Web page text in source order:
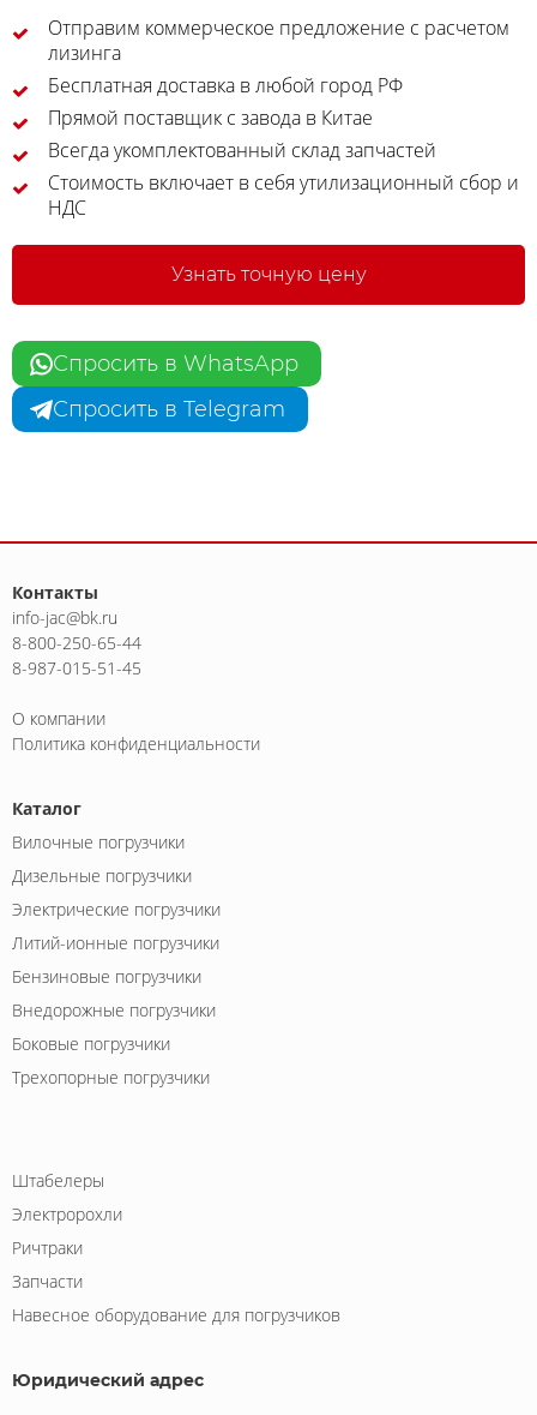
Отправим коммерческое предложение с расчетом
лизинга
Бесплатная доставка в любой город РФ
Прямой поставщик с завода в Китае
Всегда укомплектованный склад запчастей
Стоимость включает в себя утилизационный сбор и
НДС
Узнать точную цену
Спросить в WhatsApp
Спросить в Telegram
Контакты
info-jac@bk.ru
8-800-250-65-44
8-987-015-51-45
О компании
Политика конфиденциальности
Каталог
Вилочные погрузчики
Дизельные погрузчики
Электрические погрузчики
Литий-ионные погрузчики
Бензиновые погрузчики
Внедорожные погрузчики
Боковые погрузчики
Трехопорные погрузчики
Штабелеры
Электророхли
Ричтраки
Запчасти
Навесное оборудование для погрузчиков
Юридический адрес